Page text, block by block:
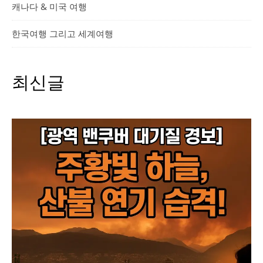
캐나다 & 미국 여행
한국여행 그리고 세계여행
최신글